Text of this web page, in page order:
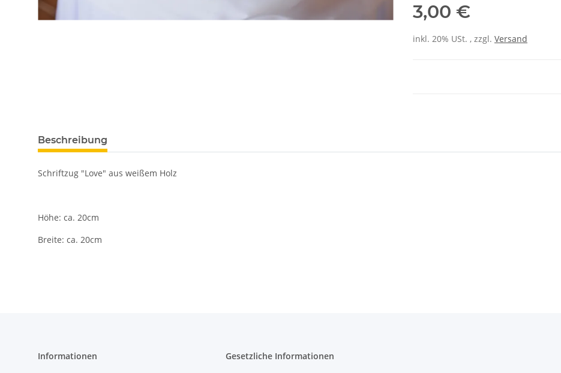
3,00 €
inkl. 20% USt. , zzgl. Versand
Beschreibung
Schriftzug "Love" aus weißem Holz
Höhe: ca. 20cm
Breite: ca. 20cm
Informationen Gesetzliche Informationen